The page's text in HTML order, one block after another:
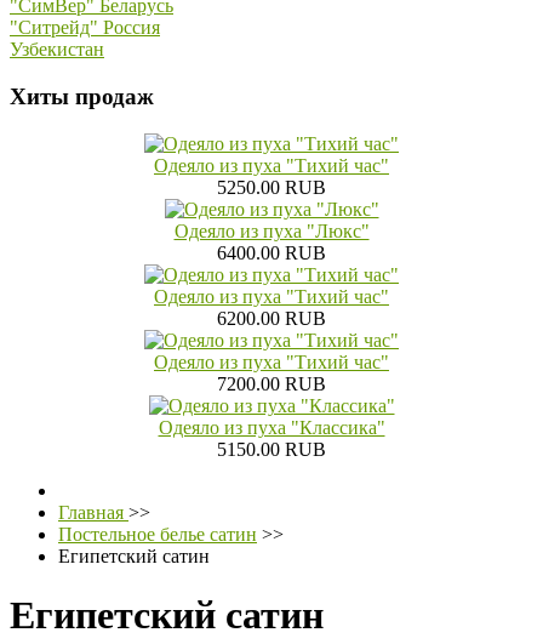
"СимВер" Беларусь
"Ситрейд" Россия
Узбекистан
Хиты продаж
Одеяло из пуха "Тихий час"
5250.00 RUB
Одеяло из пуха "Люкс"
6400.00 RUB
Одеяло из пуха "Тихий час"
6200.00 RUB
Одеяло из пуха "Тихий час"
7200.00 RUB
Одеяло из пуха "Классика"
5150.00 RUB
Главная >>
Постельное белье сатин >>
Египетский сатин
Египетский сатин